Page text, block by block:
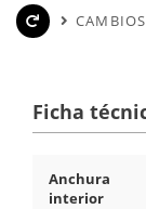
Ficha
Anchura
interior